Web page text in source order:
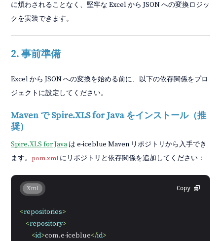
に煩わされることなく、堅牢な Excel から JSON への変換ロジッ
クを実装できます。
2. 事前準備
Excel から JSON への変換を始める前に、以下の依存関係をプロ
ジェクトに設定してください。
Maven で Spire.XLS for Java をインストール（推
奨）
Spire.XLS for Javaは e-iceblue Maven リポジトリから入手でき
ます。 pom.xml にリポジトリと依存関係を追加してください：
Copy
Xml
<repositories>
<repository>
<id>com.e-iceblue</id>